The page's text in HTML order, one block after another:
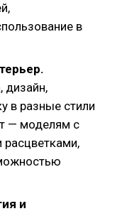
в
дизайн,
в разные стили
— моделям с
и